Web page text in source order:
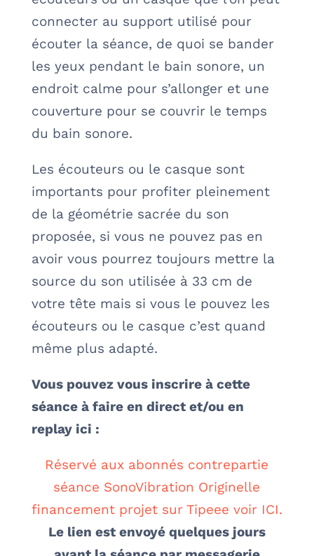
connecter au support utilisé pour
écouter la séance, de quoi se bander
les yeux pendant le bain sonore, un
endroit calme pour s’allonger et une
couverture pour se couvrir le temps
du bain sonore.
Les écouteurs ou le casque sont
importants pour profiter pleinement
de la géométrie sacrée du son
proposée, si vous ne pouvez pas en
avoir vous pourrez toujours mettre la
source du son utilisée à 33 cm de
votre tête mais si vous le pouvez les
écouteurs ou le casque c’est quand
même plus adapté.
Vous pouvez vous inscrire à cette
séance à faire en direct et/ou en
replay ici :
Réservé aux abonnés contrepartie
séance SonoVibration Originelle
financement projet sur Tipeee voir ICI.
Le lien est envoyé quelques jours